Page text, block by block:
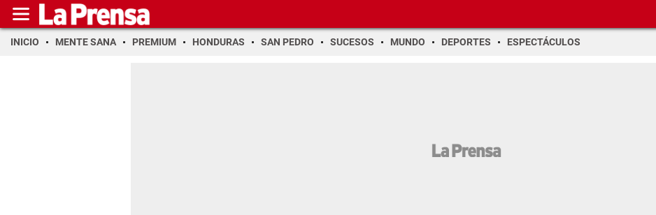
INICIO MENTE SANA PREMIUM HONDURAS SAN PEDRO SUCESOS MUNDO DEPORTES ESPECTÁCULOS